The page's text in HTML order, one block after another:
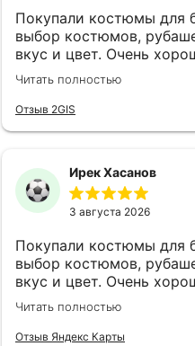
Покупали костюмы для
выбор костюмов,
вкус и цвет. Очень
клиентоориентированы,
хорошим вкусом.
консультантам Анне и
Читать полностью
Отзыв 2GIS
Ирек Хасанов
3 августа 2026
Покупали костюмы для
выбор костюмов,
вкус и цвет. Очень
клиентоориентированы,
хорошим вкусом.
консультантам Анне и
Читать полностью
Отзыв Яндекс Карты